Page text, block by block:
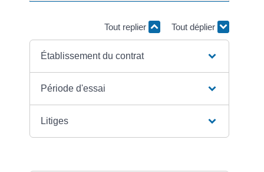
Tout replier Tout déplier
Établissement du contrat
Période d'essai
Litiges